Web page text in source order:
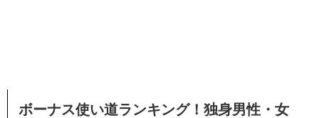
ボーナス使い道ランキング！独身男性・女